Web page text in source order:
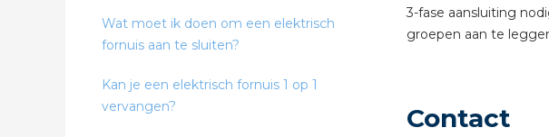
3-fase aansluiting
groepen aan te
Contact
Wat moet ik doen om een elektrisch
fornuis aan te sluiten?
Kan je een elektrisch fornuis 1 op 1
vervangen?